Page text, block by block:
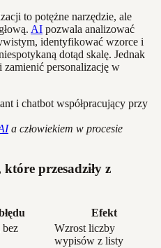
to potężne narzędzie, ale
AI pozwala analizować
identyfikować wzorce i
dotąd skalę. Jednak
zamienić personalizację w
a człowiekiem w procesie
przesadziły z
Efekt
Wzrost liczby
wypisów z listy